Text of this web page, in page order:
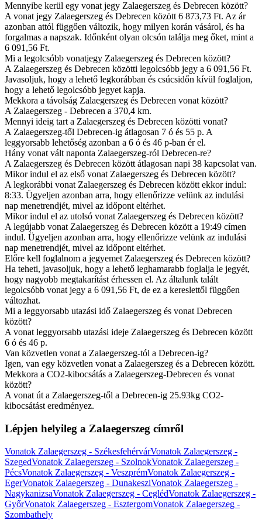
Mennyibe kerül egy vonat jegy Zalaegerszeg és Debrecen között?
A vonat jegy Zalaegerszeg és Debrecen között 6 873,73 Ft. Az ár
azonban attól függően változik, hogy milyen korán vásárol, és ha
forgalmas a napszak. Időnként olyan olcsón találja meg őket, mint a
6 091,56 Ft.
Mi a legolcsóbb vonatjegy Zalaegerszeg és Debrecen között?
A Zalaegerszeg és Debrecen közötti legolcsóbb jegy a 6 091,56 Ft.
Javasoljuk, hogy a lehető legkorábban és csúcsidőn kívül foglaljon,
hogy a lehető legolcsóbb jegyet kapja.
Mekkora a távolság Zalaegerszeg és Debrecen vonat között?
A Zalaegerszeg - Debrecen a 370,4 km.
Mennyi ideig tart a Zalaegerszeg és Debrecen közötti vonat?
A Zalaegerszeg-től Debrecen-ig átlagosan 7 ó és 55 p. A
leggyorsabb lehetőség azonban a 6 ó és 46 p-ban ér el.
Hány vonat vált naponta Zalaegerszeg-ról Debrecen-re?
A Zalaegerszeg és Debrecen között átlagosan napi 38 kapcsolat van.
Mikor indul el az első vonat Zalaegerszeg és Debrecen között?
A legkorábbi vonat Zalaegerszeg és Debrecen között ekkor indul:
8:33. Ügyeljen azonban arra, hogy ellenőrizze velünk az indulási
nap menetrendjét, mivel az időpont eltérhet.
Mikor indul el az utolsó vonat Zalaegerszeg és Debrecen között?
A legújabb vonat Zalaegerszeg és Debrecen között a 19:49 címen
indul. Ügyeljen azonban arra, hogy ellenőrizze velünk az indulási
nap menetrendjét, mivel az időpont eltérhet.
Előre kell foglalnom a jegyemet Zalaegerszeg és Debrecen között?
Ha teheti, javasoljuk, hogy a lehető leghamarabb foglalja le jegyét,
hogy nagyobb megtakarítást érhessen el. Az általunk talált
legolcsóbb vonat jegy a 6 091,56 Ft, de ez a kereslettől függően
változhat.
Mi a leggyorsabb utazási idő Zalaegerszeg és vonat Debrecen
között?
A vonat leggyorsabb utazási ideje Zalaegerszeg és Debrecen között
6 ó és 46 p.
Van közvetlen vonat a Zalaegerszeg-tól a Debrecen-ig?
Igen, van egy közvetlen vonat a Zalaegerszeg és a Debrecen között.
Mekkora a CO2-kibocsátás a Zalaegerszeg-Debrecen és vonat
között?
A vonat út a Zalaegerszeg-től a Debrecen-ig 25.93kg CO2-
kibocsátást eredményez.
Lépjen helyileg a Zalaegerszeg címről
Vonatok Zalaegerszeg - SzékesfehérvárVonatok Zalaegerszeg -
SzegedVonatok Zalaegerszeg - SzolnokVonatok Zalaegerszeg -
PécsVonatok Zalaegerszeg - VeszprémVonatok Zalaegerszeg -
EgerVonatok Zalaegerszeg - DunakesziVonatok Zalaegerszeg -
NagykanizsaVonatok Zalaegerszeg - CeglédVonatok Zalaegerszeg -
GyőrVonatok Zalaegerszeg - EsztergomVonatok Zalaegerszeg -
Szombathely